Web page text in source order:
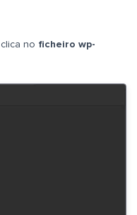
clica no ficheiro wp-